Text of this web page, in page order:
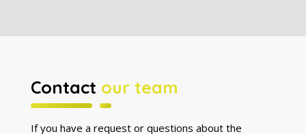
Contact our team
If you have a request or questions about the